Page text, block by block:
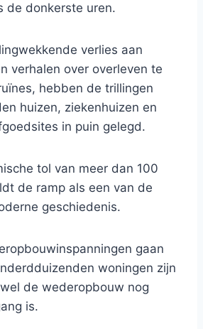
de donkerste uren.
verlies aan
verhalen over overleven te
hebben de trillingen
huizen, ziekenhuizen en
in puin gelegd.
tol van meer dan 100
de ramp als een van de
geschiedenis.
gaan
woningen zijn
de wederopbouw nog
is.